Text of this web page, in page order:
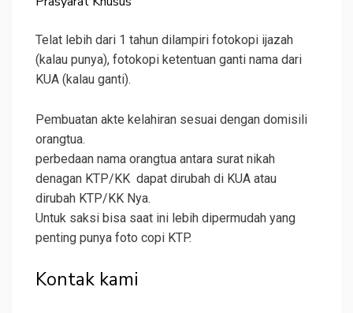
Telat lebih dari 1 tahun dilampiri fotokopi ijazah
(kalau punya), fotokopi ketentuan ganti nama dari
KUA (kalau ganti).
Pembuatan akte kelahiran sesuai dengan domisili
orangtua.
perbedaan nama orangtua antara surat nikah
denagan KTP/KK dapat dirubah di KUA atau
dirubah KTP/KK Nya.
Untuk saksi bisa saat ini lebih dipermudah yang
penting punya foto copi KTP.
Kontak kami